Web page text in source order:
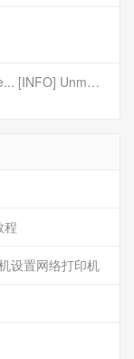
[INFO] Installing container package... [INFO] Unmounting image... [INFO] Writing image to disk (/dev/sr0). This may take several minutes... dd: failed to open \'/dev/sr0\': No medium found [ERROR] Failed to write image to disk [INFO] Cleaning up temporary files... [INFO] Script exited normally, cleanup completed! 报错
程
设置网络打印机